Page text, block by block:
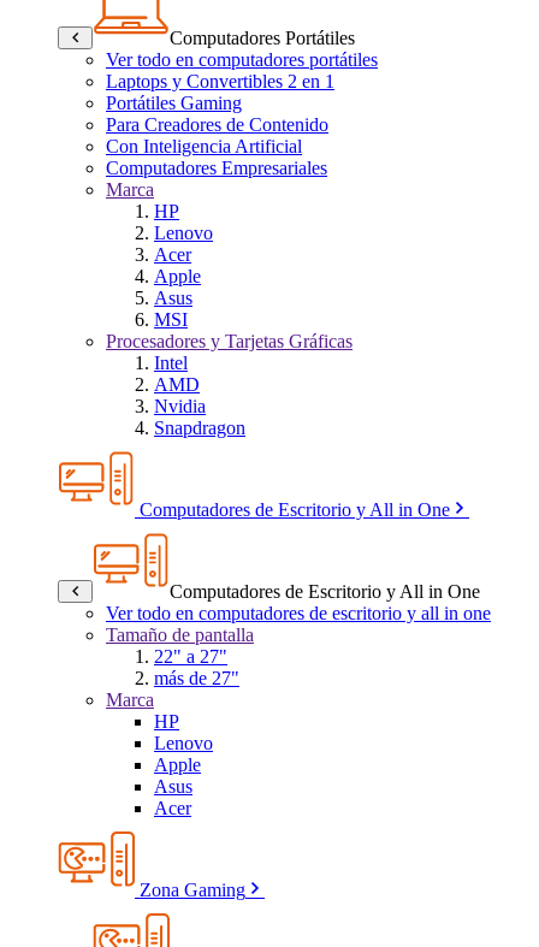
Computadores Portátiles
Ver todo en computadores portátiles
Laptops y Convertibles 2 en 1
Portátiles Gaming
Para Creadores de Contenido
Con Inteligencia Artificial
Computadores Empresariales
Marca
HP
Lenovo
Acer
Apple
Asus
MSI
Procesadores y Tarjetas Gráficas
Intel
AMD
Nvidia
Snapdragon
Computadores de Escritorio y All in One
Computadores de Escritorio y All in One
Ver todo en computadores de escritorio y all in one
Tamaño de pantalla
22" a 27"
más de 27"
Marca
HP
Lenovo
Apple
Asus
Acer
Zona Gaming